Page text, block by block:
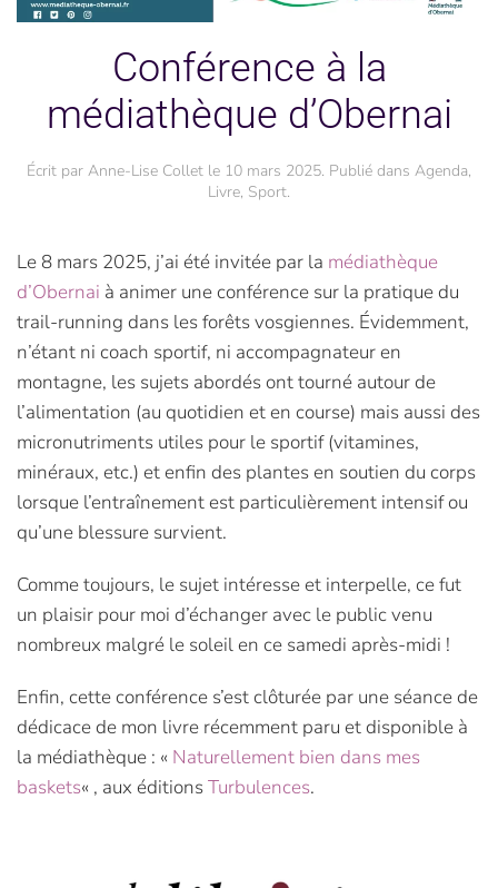
Conférence à la
médiathèque d’Obernai
Écrit par Anne-Lise Collet le 10 mars 2025. Publié dans Agenda,
Livre, Sport.
Le 8 mars 2025, j’ai été invitée par la médiathèque
d’Obernai à animer une conférence sur la pratique du
trail-running dans les forêts vosgiennes. Évidemment,
n’étant ni coach sportif, ni accompagnateur en
montagne, les sujets abordés ont tourné autour de
l’alimentation (au quotidien et en course) mais aussi des
micronutriments utiles pour le sportif (vitamines,
minéraux, etc.) et enfin des plantes en soutien du corps
lorsque l’entraînement est particulièrement intensif ou
qu’une blessure survient.
Comme toujours, le sujet intéresse et interpelle, ce fut
un plaisir pour moi d’échanger avec le public venu
nombreux malgré le soleil en ce samedi après-midi !
Enfin, cette conférence s’est clôturée par une séance de
dédicace de mon livre récemment paru et disponible à
la médiathèque : « Naturellement bien dans mes
baskets« , aux éditionsTurbulences.